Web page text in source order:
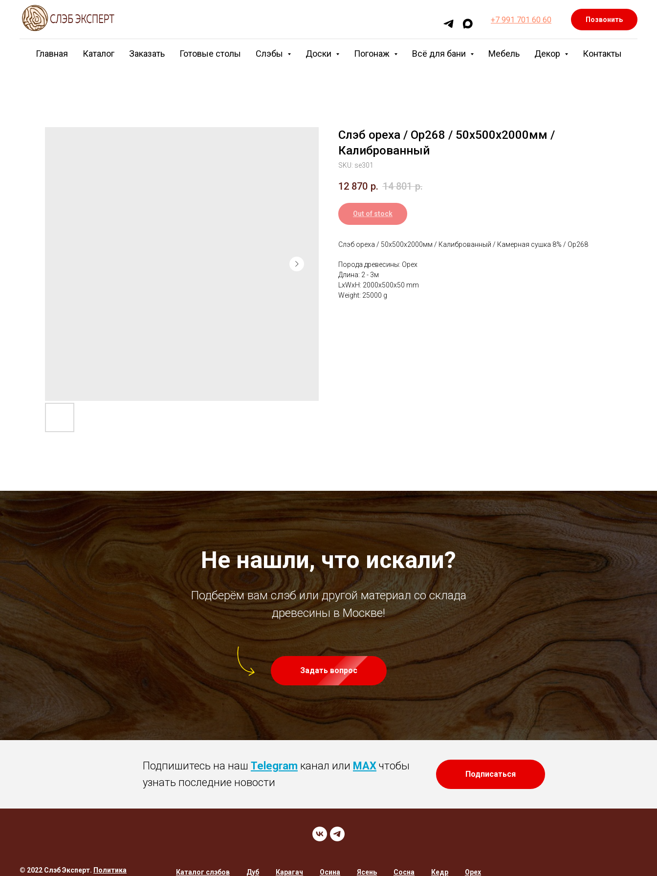
+7 991 701 60 60 Позвонить
Главная Каталог Заказать Готовые столы Слэбы Доски Погонаж Всё для бани Мебель Декор Контакты
Слэб ореха / Ор268 / 50х500х2000мм /
Калиброванный
SKU: se301
12 870 р. 14 801 р.
Out of stock
Слэб ореха / 50х500х2000мм / Калиброванный / Камерная сушка 8% / Ор268
Порода древесины: Орех
Длина: 2 - 3м
LxWxH: 2000x500x50 mm
Weight: 25000 g
Не нашли, что искали?
Подберём вам слэб или другой материал со склада
древесины в Москве!
Задать вопрос
Подпишитесь на наш Telegram канал или MAX чтобы
узнать последние новости
Подписаться
© 2022 Слэб Эксперт. Политика
Каталог слэбов Дуб Карагач Осина Ясень Сосна Кедр Орех